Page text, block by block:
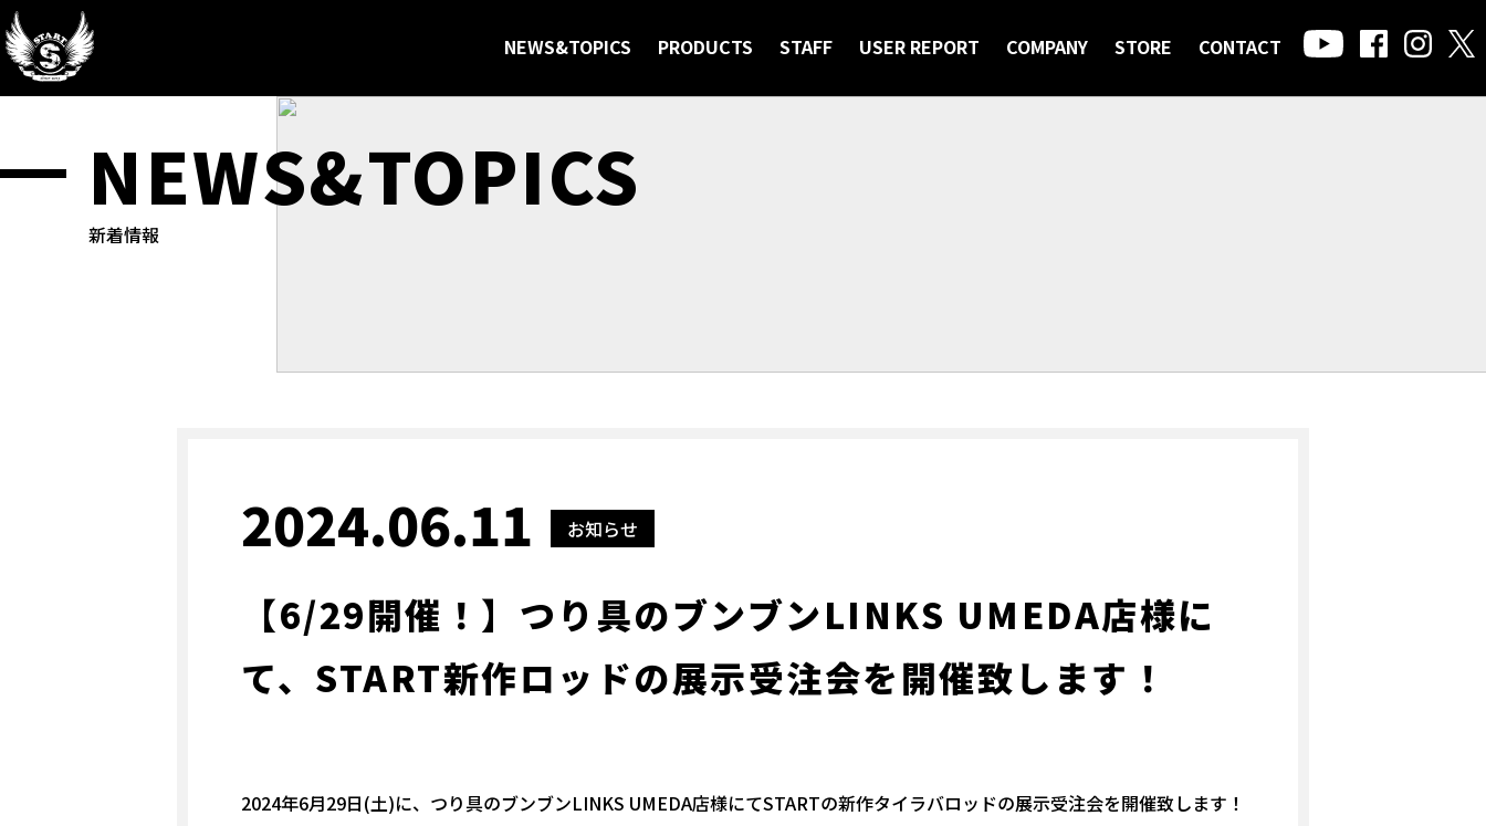
NEWS&TOPICS PRODUCTS STAFF USER REPORT COMPANY STORE CONTACT
NEWS&TOPICS
新着情報
2024.06.11 お知らせ
【6/29開催！】つり具のブンブンLINKS UMEDA店様に
て、START新作ロッドの展示受注会を開催致します！
2024年6月29日(土)に、つり具のブンブンLINKS UMEDA店様にてSTARTの新作タイラバロッドの展示受注会を開催致します！